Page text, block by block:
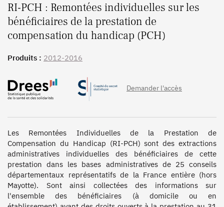
RI-PCH : Remontées individuelles sur les
bénéficiaires de la prestation de
compensation du handicap (PCH)
Produits : 2012-2016
Demander l'accès
Les Remontées Individuelles de la Prestation de
Compensation du Handicap (RI-PCH) sont des extractions
administratives individuelles des bénéficiaires de cette
prestation dans les bases administratives de 25 conseils
départementaux représentatifs de la France entière (hors
Mayotte). Sont ainsi collectées des informations sur
l'ensemble des bénéficiaires (à domicile ou en